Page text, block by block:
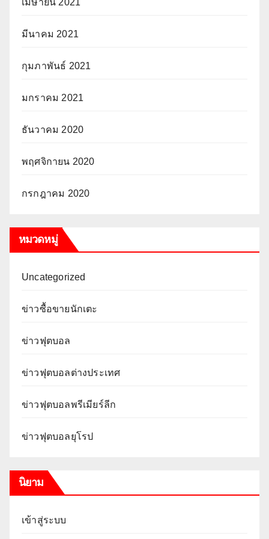
เมษายน 2021
มีนาคม 2021
กุมภาพันธ์ 2021
มกราคม 2021
ธันวาคม 2020
พฤศจิกายน 2020
กรกฎาคม 2020
หมวดหมู่
Uncategorized
ข่าวซื้อขายนักเตะ
ข่าวฟุตบอล
ข่าวฟุตบอลต่างประเทศ
ข่าวฟุตบอลพรีเมียร์ลีก
ข่าวฟุตบอลยุโรป
นิยาม
เข้าสู่ระบบ